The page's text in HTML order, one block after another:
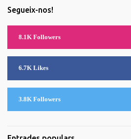
Segueix-nos!
8.1K Followers
6.7K Likes
3.8K Followers